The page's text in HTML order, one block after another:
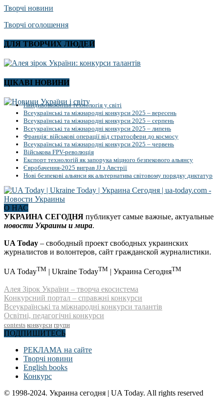
Творчі новини
Творчі оголошення
ДЛЯ ТВОРЧИХ ЛЮДЕЙ
ЦІКАВІ НОВИНИ
Найдивовижніша технологія у світі
Всеукраїнські та міжнародні конкурси 2025 – вересень
Всеукраїнські та міжнародні конкурси 2025 – серпень
Всеукраїнські та міжнародні конкурси 2025 – липень
Франція: військові операції від стратосфери до космосу
Всеукраїнські та міжнародні конкурси 2025 – червень
Військова FPV-революція
Експорт технологій як запорука міцного безпекового альянсу
Євробачення-2025 виграв JJ з Австрії
Нові безпекові альянси як альтернатива світовому порядку диктатур
О НАС
УКРАИНА СЕГОДНЯ публикует самые важные, актуальные
новости Украины и мира.
UA Today – свободный проект свободных украинских
журналистов и волонтеров, сайт гражданской журналистики.
UA TodayTM | Ukraine TodayTM | Украина СегодняTM
Алея Зірок України – творча екосистема
Конкурсний портал – справжні конкурси
Всеукраїнські та міжнародні конкурси талантів
Освітні, педагогічні конкурси
contests конкурси групи
ПОДПИШИТЕСЬ
РЕКЛАМА на сайте
Творчі новини
English books
Конкурс
© 1998-2024. Украина сегодня | UA Today. All rights reserved